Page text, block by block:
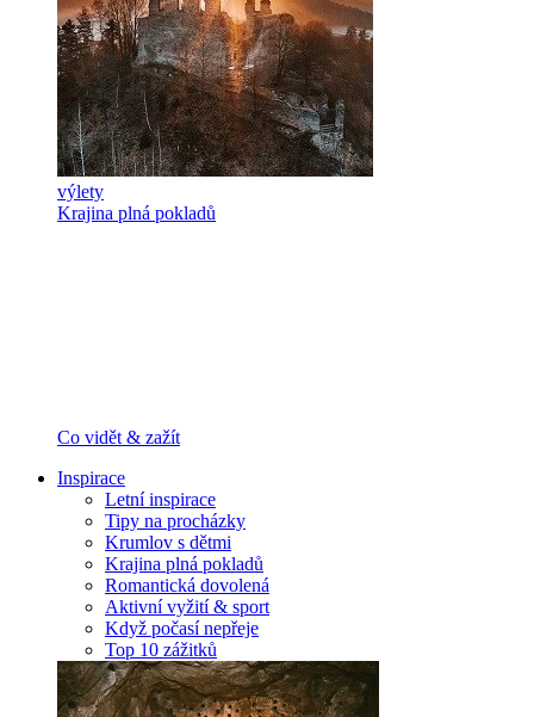
výlety
Krajina plná pokladů
Co vidět & zažít
Inspirace
Letní inspirace
Tipy na procházky
Krumlov s dětmi
Krajina plná pokladů
Romantická dovolená
Aktivní vyžití & sport
Když počasí nepřeje
Top 10 zážitků